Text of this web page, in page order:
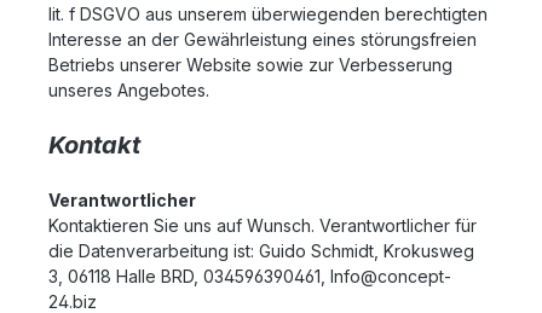
lit. f DSGVO aus unserem überwiegenden berechtigten
Interesse an der Gewährleistung eines störungsfreien
Betriebs unserer Website sowie zur Verbesserung
unseres Angebotes.
Kontakt
Verantwortlicher
Kontaktieren Sie uns auf Wunsch. Verantwortlicher für
die Datenverarbeitung ist: Guido Schmidt, Krokusweg
3, 06118 Halle BRD, 034596390461, Info@concept-
24.biz